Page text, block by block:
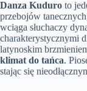
Danza Kuduro to
przebojów
wciąga słuchaczy
charakterystycznymi
latynoskim
klimat do tańca.
stając się